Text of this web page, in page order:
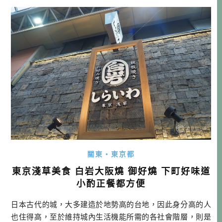
那時還沒開放觀光簽證，我與同事率先以商務簽證進入日
本。那時觀光客尚未湧入東京，銀座的 […]…
關東・東京都
東京淺草美食 白岩大阪燒 御好燒 下町好味道
小酌正餐都方便
日本古代的城，大多建造於地勢高的台地，因此身分高的人
也住得高，至於維持城內生活機能所需的各社會階層，則是